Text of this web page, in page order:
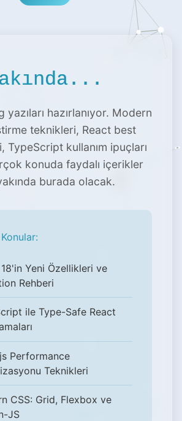
yazıları hazırlanıyor. Modern
teknikleri, React best
TypeScript kullanım ipuçları
konuda faydalı içerikler
burada olacak.
Yeni Özellikleri ve
Rehberi
ile Type-Safe React
Performance
Teknikleri
CSS: Grid, Flexbox ve
JS